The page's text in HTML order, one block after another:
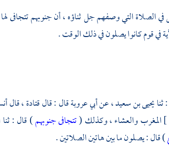
في الصلاة التي وصفهم جل ثناؤه ، أن جنوبهم
في قوم كانوا يصلون في ذلك الوقت .
يحيى بن سعيد ،عنأبي عروبةقال : قالقتادة ،قال
المغرب والعشاء ، وكذلك (تتجافى جنوبهم) قال : ثنا
) قال : يصلون ما بين هاتين الصلاتين .